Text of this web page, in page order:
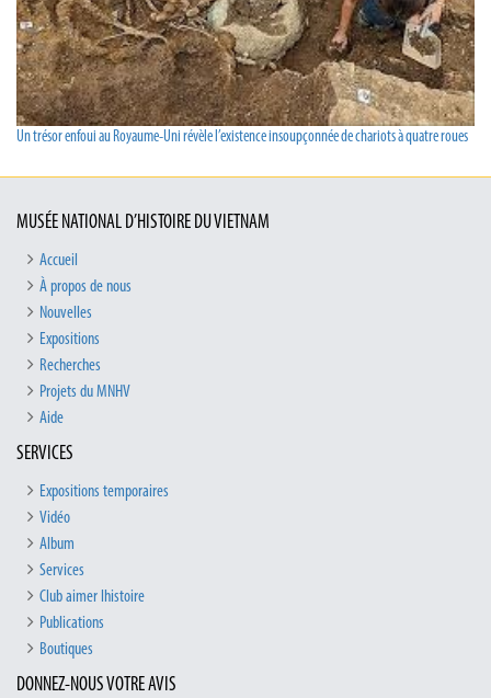
Un trésor enfoui au Royaume-Uni révèle l’existence insoupçonnée de chariots à quatre roues
MUSÉE NATIONAL D’HISTOIRE DU VIETNAM
Accueil
À propos de nous
Nouvelles
Expositions
Recherches
Projets du MNHV
Aide
SERVICES
Expositions temporaires
Vidéo
Album
Services
Club aimer lhistoire
Publications
Boutiques
DONNEZ-NOUS VOTRE AVIS